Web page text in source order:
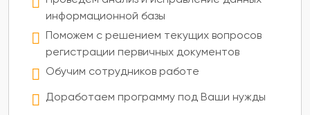
информационной базы
Поможем с решением текущих вопросов
регистрации первичных документов
Обучим сотрудников работе
Доработаем программу под Ваши нужды